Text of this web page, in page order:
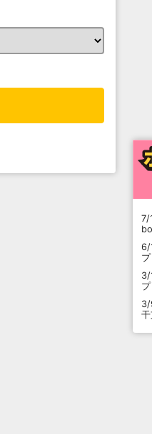
7/
6/
3/
3/